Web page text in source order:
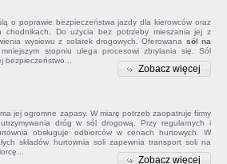
o poprawie bezpieczeństwa jazdy dla kierowców oraz
chodnikach. Do użycia bez potrzeby mieszania jej z
wysiewu z solarek drogowych. Oferowana sól na
stopniu ulega procesowi zbrylania się. Sól
Zobacz więcej
jej ogromne zapasy. W miarę potrzeb zaopatruje firmy
dróg w sól drogową. Przy regularnych i
obsługuje odbiorców w cenach hurtowych. W
składów hurtownia solizapewnia transport soli na
Zobacz więcej